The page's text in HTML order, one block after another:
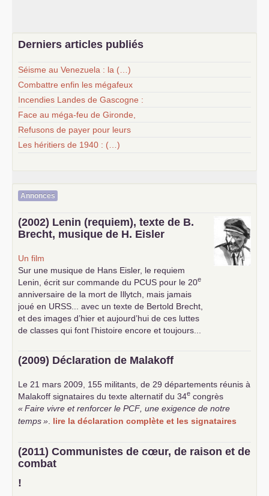
Derniers articles publiés
Séisme au Venezuela : la (…)
Combattre enfin les mégafeux
Incendies Landes de Gascogne :
Face au méga-feu de Gironde,
Refusons de payer pour leurs
Les héritiers de 1940 : (…)
Annonces
(2002) Lenin (requiem), texte de B.
Brecht, musique de H. Eisler
Un film
Sur une musique de Hans Eisler, le requiem
Lenin, écrit sur commande du PCUS pour le 20e
anniversaire de la mort de Illytch, mais jamais
joué en URSS ... avec un texte de Bertold Brecht,
et des images d’hier et aujourd’hui de ces luttes
de classes qui font l’histoire encore et toujours...
(2009) Déclaration de Malakoff
Le 21 mars 2009, 155 militants, de 29 départements réunis à
Malakoff signataires du texte alternatif du 34e congrès
«Faire vivre et renforcer le PCF , une exigence de notre
temps» lire la déclaration complète et les signataires
(2011) Communistes de cœur, de raison et de
combat
!